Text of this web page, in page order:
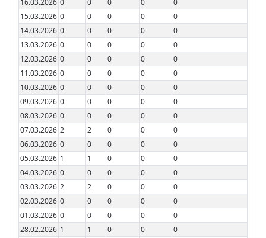
16.03.2026 0 0 0 0
0
15.03.2026 0 0 0 0
0
14.03.2026 0 0 0 0
0
13.03.2026 0 0 0 0
0
12.03.2026 0 0 0 0
0
11.03.2026 0 0 0 0
0
10.03.2026 0 0 0 0
0
09.03.2026 0 0 0 0
0
08.03.2026 0 0 0 0
0
07.03.2026 2 2 0 0
0
06.03.2026 0 0 0 0
0
05.03.2026 1 1 0 0
0
04.03.2026 0 0 0 0
0
03.03.2026 2 2 0 0
0
02.03.2026 0 0 0 0
0
01.03.2026 0 0 0 0
0
28.02.2026 1 1 0 0
0